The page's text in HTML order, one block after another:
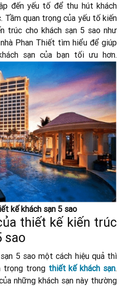
đến yếu tố để thu hút khách
quan trọng của yếu tố kiến
trúc cho khách sạn 5 sao như
Phan Thiết tìm hiểu để giúp
sạn của bạn tối ưu hơn.
kế khách sạn 5 sao
thiết kế kiến trúc
sao
5 sao một cách hiệu quả thì
trọng trong thiết kế khách sạn.
những khách sạn này thường